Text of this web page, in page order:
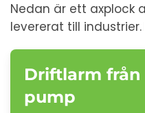
Nedan är ett axplock
levererat till
Driftlarm
pump